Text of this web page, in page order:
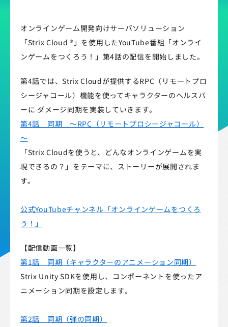
Strix Cloud利用規約
オンラインゲーム開発向けサーバソリューション
「Strix Cloud ®」を使用したYouTube番組「オンライ
ンゲームをつくろう！」第4話の配信を開始しました。
第4話では、Strix Cloudが提供するRPC（リモートプロ
シージャコール）機能を使ってキャラクターのヘルスバ
ーに ダメージ同期を実装していきます。
第4話 同期 ～RPC（リモートプロシージャコール）
～
「Strix Cloudを使うと、どんなオンラインゲームを実
現できるの？」をテーマに、ストーリーが展開されま
す。
公式YouTubeチャンネル「オンラインゲームをつくろ
う！」
【配信動画一覧】
第1話 同期（キャラクターのアニメーション同期）
Strix Unity SDKを使用し、コンポーネントを使ったア
ニメーション同期を設定します。
第2話 同期（弾の同期）